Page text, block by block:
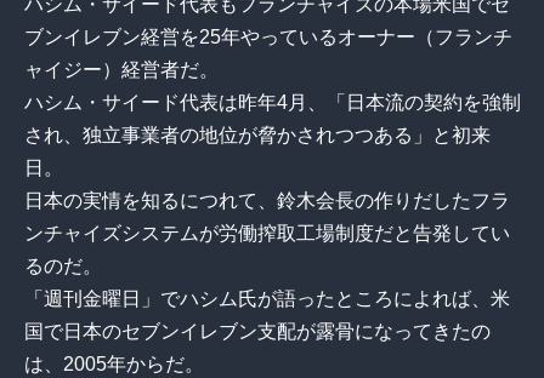
ブンイレブン経営を25年やっているオーナー（フランチ
ャイジー）経営者だ。
ハシム・サイード代表は昨年4月、「日本流の契約を強制
され、独立事業者の地位が脅かされつつある」と初来
日。
日本の実情を知るにつれて、鈴木会長の作りだしたフラ
ンチャイズシステムが労働搾取工場制度だと告発してい
るのだ。
「週刊金曜日」でハシム氏が語ったところによれば、米
国で日本のセブンイレブン支配が露骨になってきたの
は、2005年からだ。